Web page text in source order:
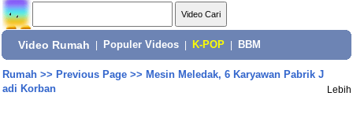
Video Rumah Populer Videos K-POP BBM
Rumah>> Previous Page>> Mesin Meledak, 6 Karyawan Pabrik J
adi Korban
Lebih